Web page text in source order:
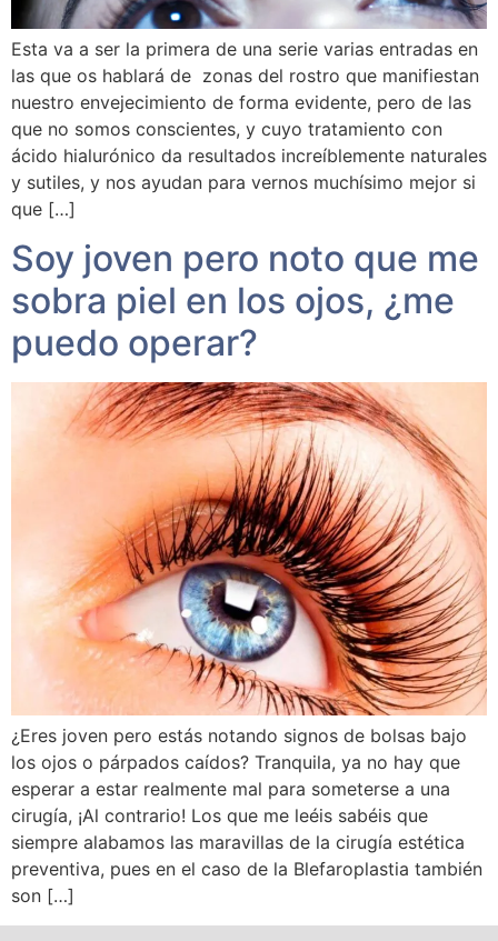
Esta va a ser la primera de una serie varias entradas en
las que os hablará de zonas del rostro que manifiestan
nuestro envejecimiento de forma evidente, pero de las
que no somos conscientes, y cuyo tratamiento con
ácido hialurónico da resultados increíblemente naturales
y sutiles, y nos ayudan para vernos muchísimo mejor si
que […]
Soy joven pero noto que me
sobra piel en los ojos, ¿me
puedo operar?
¿Eres joven pero estás notando signos de bolsas bajo
los ojos o párpados caídos? Tranquila, ya no hay que
esperar a estar realmente mal para someterse a una
cirugía, ¡Al contrario! Los que me leéis sabéis que
siempre alabamos las maravillas de la cirugía estética
preventiva, pues en el caso de la Blefaroplastia también
son […]